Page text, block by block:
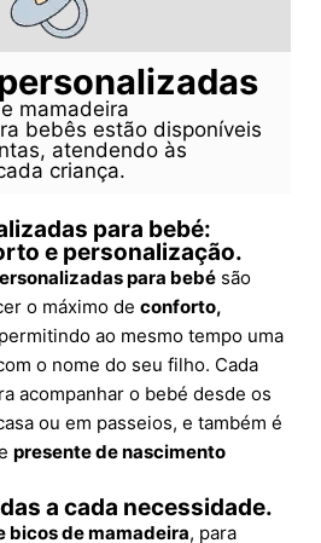
mamadeira
bebês estão disponíveis
atendendo às
criança.
para bebé:
e personalização.
para bebé são
o máximo de conforto,
ao mesmo tempo uma
o nome do seu filho. Cada
acompanhar o bebé desde os
ou em passeios, e também é
presente de nascimento
a cada necessidade.
bicos de mamadeira, para